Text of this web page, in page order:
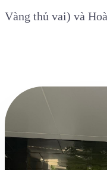
Vàng thủ vai) và